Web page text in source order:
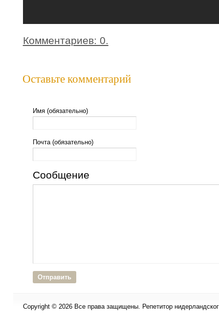
Комментариев: 0.
Оставьте комментарий
Имя (обязательно)
Почта (обязательно)
Сообщение
Copyright © 2026 Все права защищены. Репетитор